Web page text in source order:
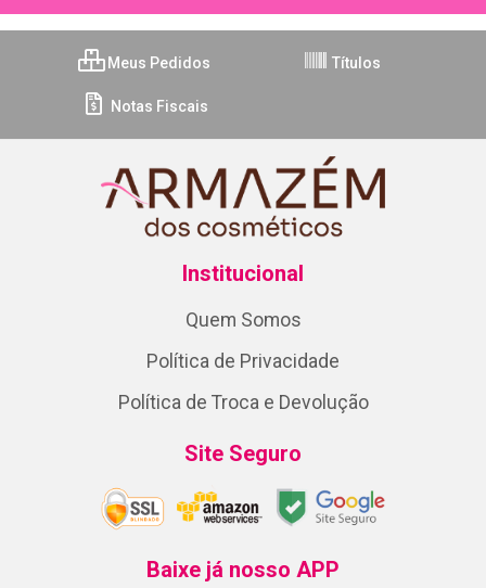
Meus Pedidos Títulos
Notas Fiscais
Institucional
Quem Somos
Política de Privacidade
Política de Troca e Devolução
Site Seguro
Baixe já nosso APP